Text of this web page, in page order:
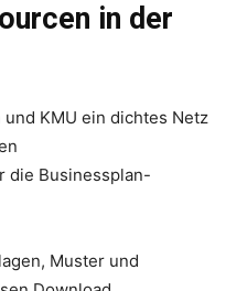
in der
KMU ein dichtes Netz
die Businessplan-
Muster und